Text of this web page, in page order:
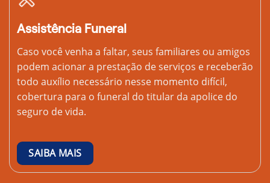
Assistência Funeral
Caso você venha a faltar, seus familiares ou amigos
podem acionar a prestação de serviços e receberão
todo auxílio necessário nesse momento difícil,
cobertura para o funeral do titular da apolice do
seguro de vida.
SAIBA MAIS